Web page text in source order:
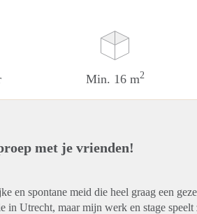
Min. 16 m2
met je vrienden!
en spontane meid die heel graag een
in Utrecht, maar mijn werk en stage